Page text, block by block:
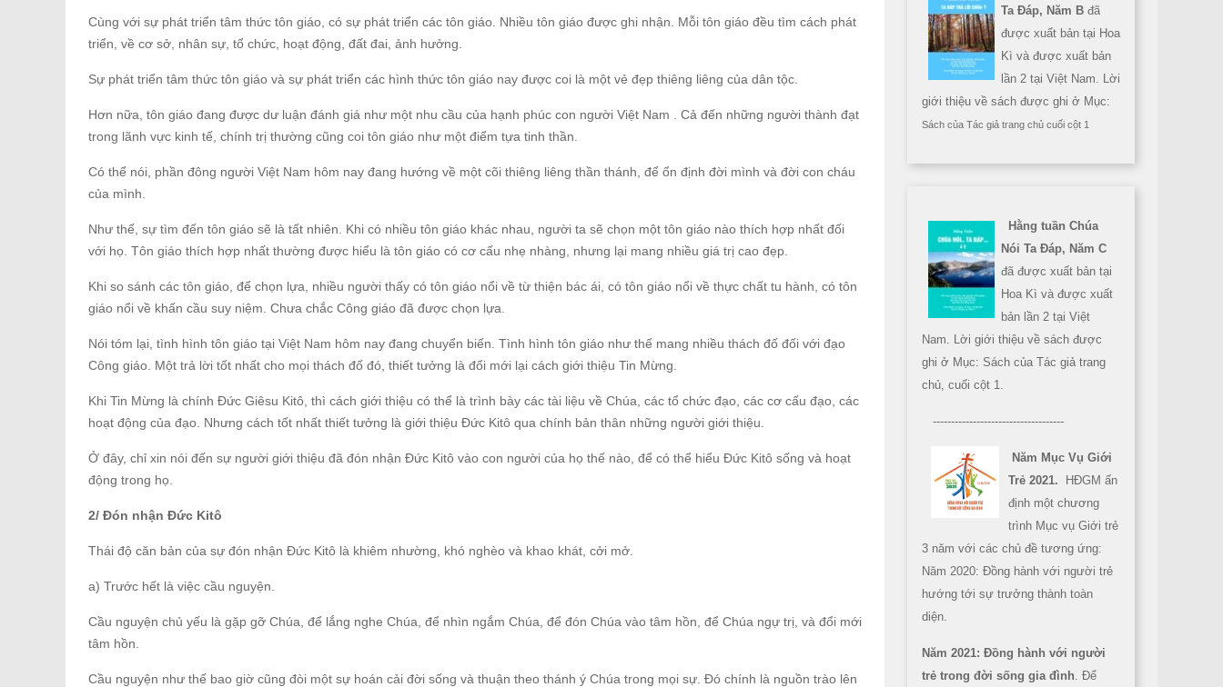
Cùng với sự phát triển tâm thức tôn giáo, có sự phát triển các tôn giáo. Nhiều tôn giáo được ghi nhận. Mỗi tôn giáo đều tìm cách phát
triển, về cơ sở, nhân sự, tổ chức, hoạt động, đất đai, ảnh hưởng.
Sự phát triển tâm thức tôn giáo và sự phát triển các hình thức tôn giáo nay được coi là một vẻ đẹp thiêng liêng của dân tộc.
Hơn nữa, tôn giáo đang được dư luận đánh giá như một nhu cầu của hạnh phúc con người Việt Nam . Cả đến những người thành đạt
trong lãnh vực kinh tế, chính trị thường cũng coi tôn giáo như một điểm tựa tinh thần.
Có thể nói, phần đông người Việt Nam hôm nay đang hướng về một cõi thiêng liêng thần thánh, để ổn định đời mình và đời con cháu
của mình.
Như thế, sự tìm đến tôn giáo sẽ là tất nhiên. Khi có nhiều tôn giáo khác nhau, người ta sẽ chọn một tôn giáo nào thích hợp nhất đối
với họ. Tôn giáo thích hợp nhất thường được hiểu là tôn giáo có cơ cấu nhẹ nhàng, nhưng lại mang nhiều giá trị cao đẹp.
Khi so sánh các tôn giáo, để chọn lựa, nhiều người thấy có tôn giáo nổi về từ thiện bác ái, có tôn giáo nổi về thực chất tu hành, có tôn
giáo nổi về khấn cầu suy niệm. Chưa chắc Công giáo đã được chọn lựa.
Nói tóm lại, tình hình tôn giáo tại Việt Nam hôm nay đang chuyển biến. Tình hình tôn giáo như thế mang nhiều thách đố đối với đạo
Công giáo. Một trả lời tốt nhất cho mọi thách đố đó, thiết tưởng là đổi mới lại cách giới thiệu Tin Mừng.
Khi Tin Mừng là chính Đức Giêsu Kitô, thì cách giới thiệu có thể là trình bày các tài liệu về Chúa, các tổ chức đạo, các cơ cấu đạo, các
hoạt động của đạo. Nhưng cách tốt nhất thiết tưởng là giới thiệu Đức Kitô qua chính bản thân những người giới thiệu.
Ở đây, chỉ xin nói đến sự người giới thiệu đã đón nhận Đức Kitô vào con người của họ thế nào, để có thể hiểu Đức Kitô sống và hoạt
động trong họ.
2/ Đón nhận Đức Kitô
Thái độ căn bản của sự đón nhận Đức Kitô là khiêm nhường, khó nghèo và khao khát, cởi mở.
a) Trước hết là việc cầu nguyện.
Cầu nguyện chủ yếu là gặp gỡ Chúa, để lắng nghe Chúa, để nhìn ngắm Chúa, để đón Chúa vào tâm hồn, để Chúa ngự trị, và đổi mới
tâm hồn.
Cầu nguyện như thế bao giờ cũng đòi một sự hoán cải đời sống và thuận theo thánh ý Chúa trong mọi sự. Đó chính là nguồn trào lên
Ta Đáp, Năm B đã
được xuất bản tại Hoa
Kì và được xuất bản
lần 2 tại Việt Nam. Lời
giới thiệu về sách được ghi ở Mục:
Sách của Tác giả trang chủ cuối cột 1
Hằng tuần Chúa
Nói Ta Đáp, Năm C
đã được xuất bản tại
Hoa Kì và được xuất
bản lần 2 tại Việt
Nam. Lời giới thiệu về sách được
ghi ở Mục: Sách của Tác giả trang
chủ, cuối cột 1.
------------------------------------
Năm Mục Vụ Giới
Trẻ 2021.
HĐGM ấn
định một chương
trình Mục vụ Giới trẻ
3 năm với các chủ đề tương ứng:
Năm 2020: Đồng hành với người trẻ
hướng tới sự trưởng thành toàn
diện.
Năm 2021: Đồng hành với người
trẻ trong đời sống gia đình. Để